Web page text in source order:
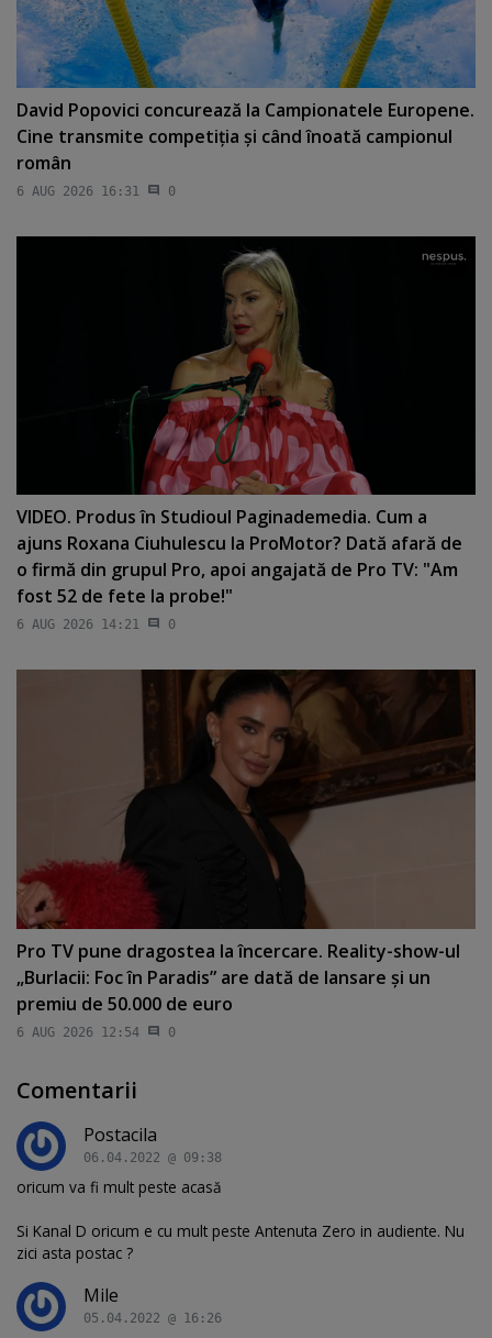
David Popovici concurează la Campionatele Europene.
Cine transmite competiţia şi când înoată campionul
român
6 AUG 2026 16:31 0
VIDEO. Produs în Studioul Paginademedia. Cum a
ajuns Roxana Ciuhulescu la ProMotor? Dată afară de
o firmă din grupul Pro, apoi angajată de Pro TV: "Am
fost 52 de fete la probe!"
6 AUG 2026 14:21 0
Pro TV pune dragostea la încercare. Reality-show-ul
„Burlacii: Foc în Paradis” are dată de lansare şi un
premiu de 50.000 de euro
6 AUG 2026 12:54 0
Comentarii
Postacila
06.04.2022 @ 09:38
oricum va fi mult peste acasă
Si Kanal D oricum e cu mult peste Antenuta Zero in audiente. Nu
zici asta postac ?
Mile
05.04.2022 @ 16:26